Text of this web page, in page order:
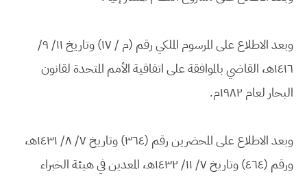
وبعد الاطلاع على المرسوم الملكي رقم (م / ١٧) وتاريخ ١١/ ٩/
١٤١٦هـ، القاضي بالموافقة على اتفاقية الأمم المتحدة لقانون
البحار لعام ١٩٨٢م.
وبعد الاطلاع على المحضرين رقم (٣٦٤) وتاريخ ٧/ ٨/ ١٤٣١هـ،
ورقم (٤٦٤) وتاريخ ٧/ ١١/ ١٤٣٢هـ، المعدين في هيئة الخبراء